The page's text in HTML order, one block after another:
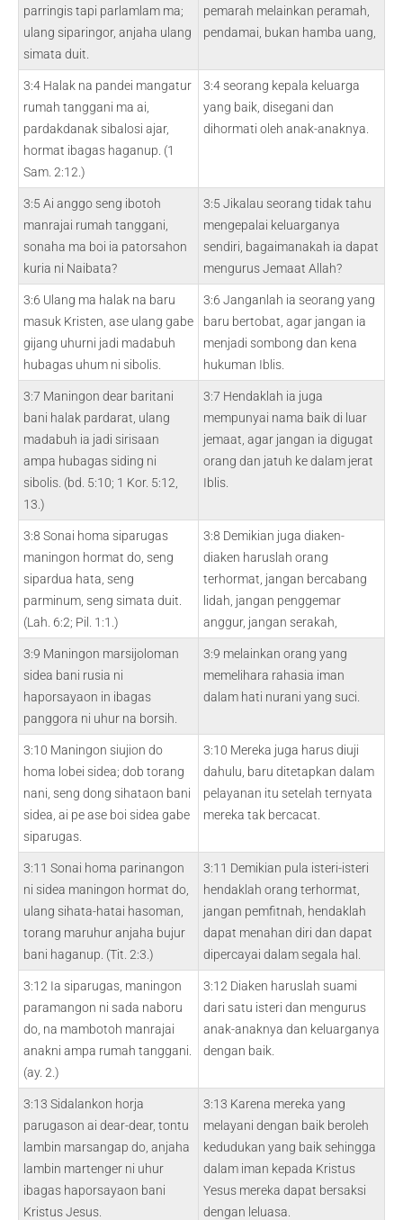
parringis tapi parlamlam ma;
ulang siparingor, anjaha ulang
simata duit.
pemarah melainkan peramah,
pendamai, bukan hamba uang,
3:4 Halak na pandei mangatur
rumah tanggani ma ai,
pardakdanak sibalosi ajar,
hormat ibagas haganup. (1
Sam. 2:12.)
3:4 seorang kepala keluarga
yang baik, disegani dan
dihormati oleh anak-anaknya.
3:5 Ai anggo seng ibotoh
manrajai rumah tanggani,
sonaha ma boi ia patorsahon
kuria ni Naibata?
3:5 Jikalau seorang tidak tahu
mengepalai keluarganya
sendiri, bagaimanakah ia dapat
mengurus Jemaat Allah?
3:6 Ulang ma halak na baru
masuk Kristen, ase ulang gabe
gijang uhurni jadi madabuh
hubagas uhum ni sibolis.
3:6 Janganlah ia seorang yang
baru bertobat, agar jangan ia
menjadi sombong dan kena
hukuman Iblis.
3:7 Maningon dear baritani
bani halak pardarat, ulang
madabuh ia jadi sirisaan
ampa hubagas siding ni
sibolis. (bd. 5:10; 1 Kor. 5:12,
13.)
3:7 Hendaklah ia juga
mempunyai nama baik di luar
jemaat, agar jangan ia digugat
orang dan jatuh ke dalam jerat
Iblis.
3:8 Sonai homa siparugas
maningon hormat do, seng
sipardua hata, seng
parminum, seng simata duit.
(Lah. 6:2; Pil. 1:1.)
3:8 Demikian juga diaken-
diaken haruslah orang
terhormat, jangan bercabang
lidah, jangan penggemar
anggur, jangan serakah,
3:9 Maningon marsijoloman
sidea bani rusia ni
haporsayaon in ibagas
panggora ni uhur na borsih.
3:9 melainkan orang yang
memelihara rahasia iman
dalam hati nurani yang suci.
3:10 Maningon siujion do
homa lobei sidea; dob torang
nani, seng dong sihataon bani
sidea, ai pe ase boi sidea gabe
siparugas.
3:10 Mereka juga harus diuji
dahulu, baru ditetapkan dalam
pelayanan itu setelah ternyata
mereka tak bercacat.
3:11 Sonai homa parinangon
ni sidea maningon hormat do,
ulang sihata-hatai hasoman,
torang maruhur anjaha bujur
bani haganup. (Tit. 2:3.)
3:11 Demikian pula isteri-isteri
hendaklah orang terhormat,
jangan pemfitnah, hendaklah
dapat menahan diri dan dapat
dipercayai dalam segala hal.
3:12 Ia siparugas, maningon
paramangon ni sada naboru
do, na mambotoh manrajai
anakni ampa rumah tanggani.
(ay. 2.)
3:12 Diaken haruslah suami
dari satu isteri dan mengurus
anak-anaknya dan keluarganya
dengan baik.
3:13 Sidalankon horja
parugason ai dear-dear, tontu
lambin marsangap do, anjaha
lambin martenger ni uhur
ibagas haporsayaon bani
Kristus Jesus.
3:13 Karena mereka yang
melayani dengan baik beroleh
kedudukan yang baik sehingga
dalam iman kepada Kristus
Yesus mereka dapat bersaksi
dengan leluasa.